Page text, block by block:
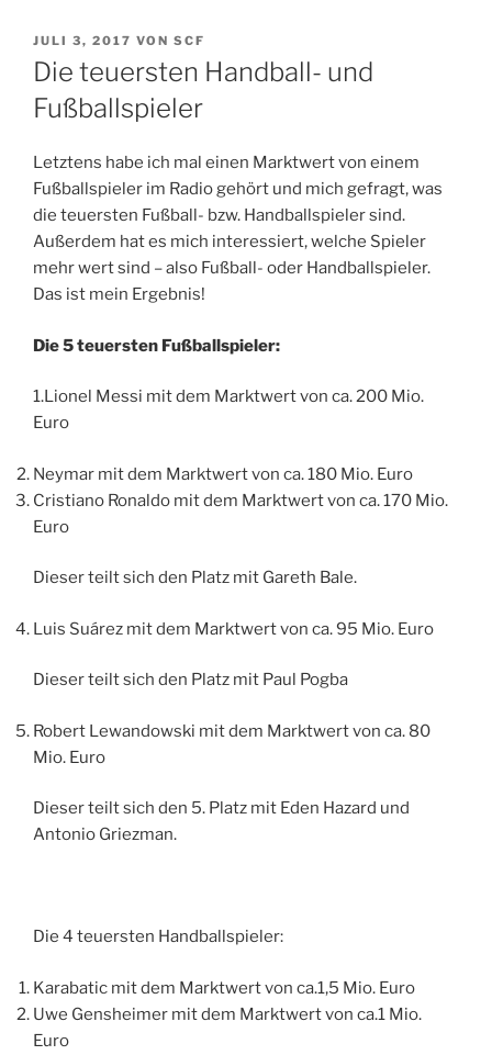
VERÖFFENTLICHT
AM
JULI 3, 2017 VON SCF
Die teuersten Handball- und
Fußballspieler
Letztens habe ich mal einen Marktwert von einem
Fußballspieler im Radio gehört und mich gefragt, was
die teuersten Fußball- bzw. Handballspieler sind.
Außerdem hat es mich interessiert, welche Spieler
mehr wert sind – also Fußball- oder Handballspieler.
Das ist mein Ergebnis!
Die 5 teuersten Fußballspieler:
1.Lionel Messi mit dem Marktwert von ca. 200 Mio.
Euro
Neymar mit dem Marktwert von ca. 180 Mio. Euro
Cristiano Ronaldo mit dem Marktwert von ca. 170 Mio.
Euro
Dieser teilt sich den Platz mit Gareth Bale.
Luis Suárez mit dem Marktwert von ca. 95 Mio. Euro
Dieser teilt sich den Platz mit Paul Pogba
Robert Lewandowski mit dem Marktwert von ca. 80
Mio. Euro
Dieser teilt sich den 5. Platz mit Eden Hazard und
Antonio Griezman.
Die 4 teuersten Handballspieler:
Karabatic mit dem Marktwert von ca.1,5 Mio. Euro
Uwe Gensheimer mit dem Marktwert von ca.1 Mio.
Euro